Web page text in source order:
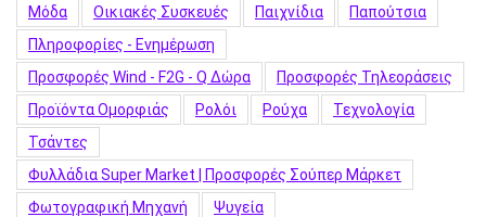
Μόδα
Οικιακές Συσκευές Παιχνίδια
Παπούτσια
Πληροφορίες - Ενημέρωση
Προσφορές Wind - F2G - Q Δώρα
Προσφορές Τηλεοράσεις
Προϊόντα Ομορφιάς
Ρολόι Ρούχα
Τεχνολογία
Τσάντες
Φυλλάδια Super Market | Προσφορές Σούπερ Μάρκετ
Φωτογραφική Μηχανή
Ψυγεία